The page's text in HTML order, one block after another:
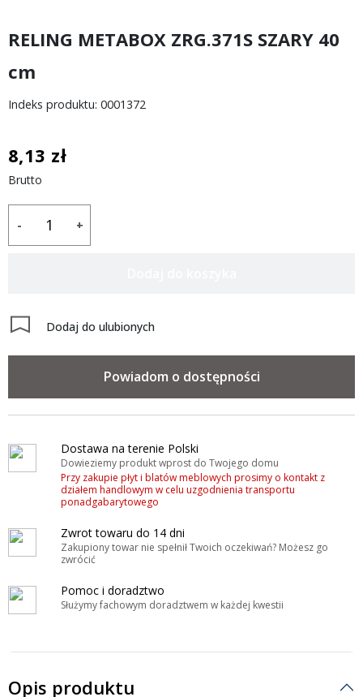
RELING METABOX ZRG.371S SZARY 40
cm
Indeks produktu: 0001372
8,13 zł
Brutto
- +
Dodaj do ulubionych
Powiadom o dostępności
Dostawa na terenie Polski
Dowieziemy produkt wprost do Twojego domu
Przy zakupie płyt i blatów meblowych prosimy o kontakt z
działem handlowym w celu uzgodnienia transportu
ponadgabarytowego
Zwrot towaru do 14 dni
Zakupiony towar nie spełnił Twoich oczekiwań? Możesz go
zwrócić
Pomoc i doradztwo
Służymy fachowym doradztwem w każdej kwestii
Opis produktu